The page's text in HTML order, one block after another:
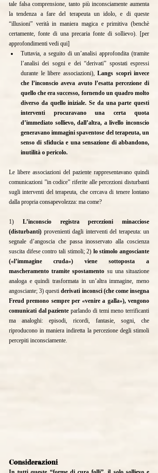
tale falsa comprensione, tanto più inconsciamente aumenta
la tendenza a fare del terapeuta un idolo, e di queste
“illusioni” verità in maniera magica e primitiva (benchè
certamente, fonte di una precaria fonte di sollievo). [per
approfondimenti vedi qui]
Tuttavia, a seguito di un’analisi approfondita (tramite
l’analisi dei sogni e dei “derivati” spostati espressi
durante le libere associazioni), Langs scoprì invece
che l’inconscio aveva avuto l’esatta percezione di
quello che era successo, fornendo un quadro molto
diverso da quello iniziale. Se da una parte questi
interventi procuravano una certa quota
d’immediato sollievo, dall’altra, a livello inconscio
generavano immagini spaventose del terapeuta, un
senso di sfiducia e una sensazione di abbandono,
inutilità o pericolo.
Le libere associazioni del paziente rappresentavano quindi
comunicazioni ”in codice” riferite alle percezioni disturbanti
sugli interventi del terapeuta, che cercava di tenere lontano
dalla propria consapevolezza: ma come?
1) L’inconscio registra percezioni minacciose
(disturbanti) provenienti dagli interventi del terapeuta: un
segnale d’angoscia che passa inosservato alla coscienza
suscita difese contro tali stimoli; 2) lo stimolo angosciante
(«l’immagine cruda») viene sottoposta a
mascheramento tramite spostamento su una situazione
analoga e quindi trasformata in un’altra immagine, meno
angosciante; 3) questi derivati inconsci (che come insegna
Freud premono sempre per «venire a galla»), vengono
comunicati dal paziente parlando di temi meno terrificanti
ma analoghi: episodi, ricordi, fantasie, sogni, che
riproducono in maniera indiretta la percezione degli stimoli
percepiti inconsciamente.
Considerazioni